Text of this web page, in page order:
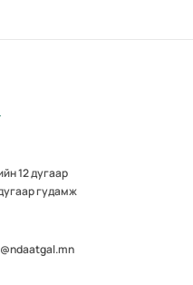
12 дугаар
гудамж